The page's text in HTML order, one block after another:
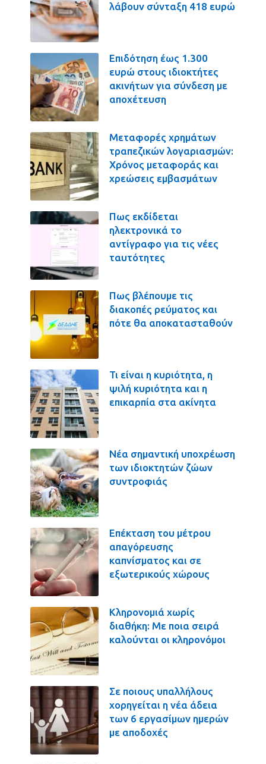
λάβουν σύνταξη 418 ευρώ
Επιδότηση έως 1.300
ευρώ στους ιδιοκτήτες
ακινήτων για σύνδεση με
αποχέτευση
Μεταφορές χρημάτων
τραπεζικών λογαριασμών:
Χρόνος μεταφοράς και
χρεώσεις εμβασμάτων
Πως εκδίδεται
ηλεκτρονικά το
αντίγραφο για τις νέες
ταυτότητες
Πως βλέπουμε τις
διακοπές ρεύματος και
πότε θα αποκατασταθούν
Τι είναι η κυριότητα, η
ψιλή κυριότητα και η
επικαρπία στα ακίνητα
Νέα σημαντική υποχρέωση
των ιδιοκτητών ζώων
συντροφιάς
Επέκταση του μέτρου
απαγόρευσης
καπνίσματος και σε
εξωτερικούς χώρους
Κληρονομιά χωρίς
διαθήκη: Με ποια σειρά
καλούνται οι κληρονόμοι
Σε ποιους υπαλλήλους
χορηγείται η νέα άδεια
των 6 εργασίμων ημερών
με αποδοχές